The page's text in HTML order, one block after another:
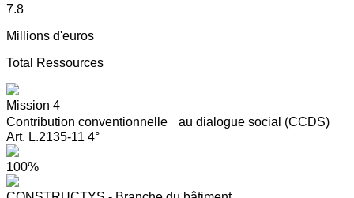
7.8
Millions d'euros
Total Ressources
Mission 4
Contribution conventionnelle au dialogue social (CCDS)
Art. L.2135-11 4°
100%